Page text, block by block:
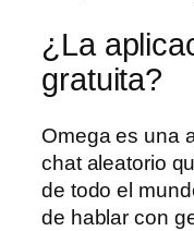
¿La
gratuita?
Omega es una
chat aleatorio
de todo el
de hablar con